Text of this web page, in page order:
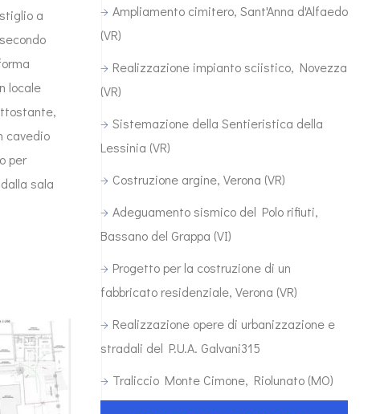
a
locale
cavedio
per
sala
Ampliamento cimitero, Sant'Anna d'Alfaedo
(VR)
Realizzazione impianto sciistico, Novezza
(VR)
Sistemazione della Sentieristica della
Lessinia (VR)
Costruzione argine, Verona (VR)
Adeguamento sismico del Polo rifiuti,
Bassano del Grappa (VI)
Progetto per la costruzione di un
fabbricato residenziale, Verona (VR)
Realizzazione opere di urbanizzazione e
stradali del P.U.A. Galvani315
Traliccio Monte Cimone, Riolunato (MO)